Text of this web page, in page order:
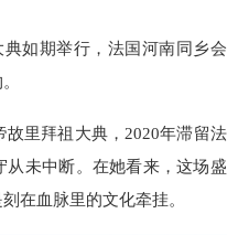
如期举行，法国河南同乡会
里拜祖大典，2020年滞留法
从未中断。在她看来，这场盛
在血脉里的文化牵挂。